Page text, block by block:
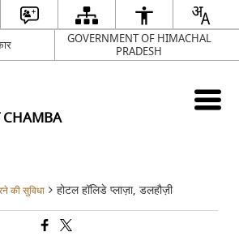
GOVERNMENT OF HIMACHAL
PRADESH
CHAMBA
की सुविधा होटल हॉलिडे प्लाज़ा, डलहौज़ी